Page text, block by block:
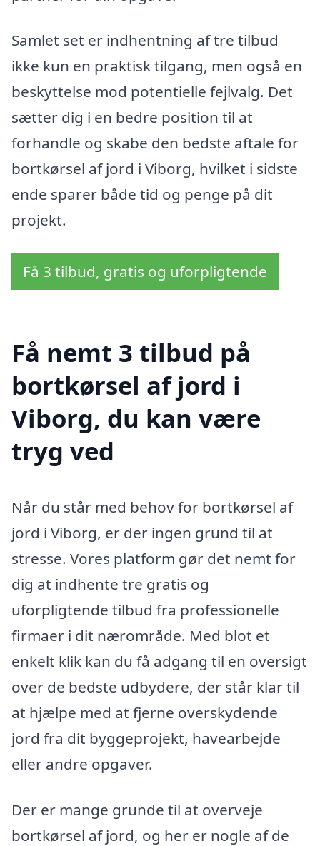
Samlet set er indhentning af tre tilbud
ikke kun en praktisk tilgang, men også en
beskyttelse mod potentielle fejlvalg. Det
sætter dig i en bedre position til at
forhandle og skabe den bedste aftale for
bortkørsel af jord i Viborg, hvilket i sidste
ende sparer både tid og penge på dit
projekt.
Få 3 tilbud, gratis og uforpligtende
Få nemt 3 tilbud på
bortkørsel af jord i
Viborg, du kan være
tryg ved
Når du står med behov for bortkørsel af
jord i Viborg, er der ingen grund til at
stresse. Vores platform gør det nemt for
dig at indhente tre gratis og
uforpligtende tilbud fra professionelle
firmaer i dit nærområde. Med blot et
enkelt klik kan du få adgang til en oversigt
over de bedste udbydere, der står klar til
at hjælpe med at fjerne overskydende
jord fra dit byggeprojekt, havearbejde
eller andre opgaver.
Der er mange grunde til at overveje
bortkørsel af jord, og her er nogle af de